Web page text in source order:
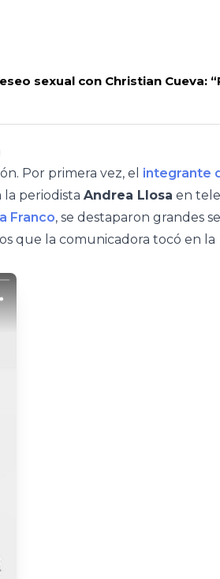
sexual con Christian Cueva:
Por primera vez, el integrante
la periodista Andrea Llosa en
Franco, se destaparon grandes
que la comunicadora tocó en la